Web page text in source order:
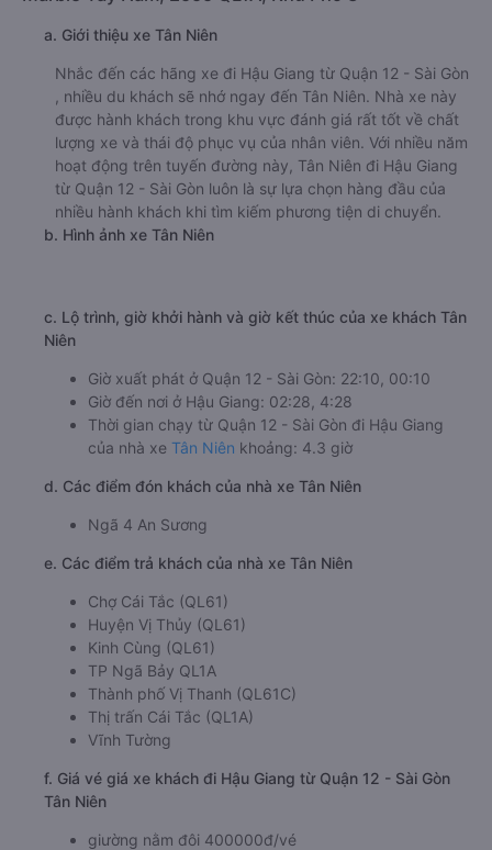
a. Giới thiệu xe Tân Niên
Nhắc đến các hãng xe đi Hậu Giang từ Quận 12 - Sài Gòn
, nhiều du khách sẽ nhớ ngay đến Tân Niên. Nhà xe này
được hành khách trong khu vực đánh giá rất tốt về chất
lượng xe và thái độ phục vụ của nhân viên. Với nhiều năm
hoạt động trên tuyến đường này, Tân Niên đi Hậu Giang
từ Quận 12 - Sài Gòn luôn là sự lựa chọn hàng đầu của
nhiều hành khách khi tìm kiếm phương tiện di chuyển.
b. Hình ảnh xe Tân Niên
c. Lộ trình, giờ khởi hành và giờ kết thúc của xe khách Tân
Niên
Giờ xuất phát ở Quận 12 - Sài Gòn: 22:10, 00:10
Giờ đến nơi ở Hậu Giang: 02:28, 4:28
Thời gian chạy từ Quận 12 - Sài Gòn đi Hậu Giang
của nhà xe Tân Niên khoảng: 4.3 giờ
d. Các điểm đón khách của nhà xe Tân Niên
Ngã 4 An Sương
e. Các điểm trả khách của nhà xe Tân Niên
Chợ Cái Tắc (QL61)
Huyện Vị Thủy (QL61)
Kinh Cùng (QL61)
TP Ngã Bảy QL1A
Thành phố Vị Thanh (QL61C)
Thị trấn Cái Tắc (QL1A)
Vĩnh Tường
f. Giá vé giá xe khách đi Hậu Giang từ Quận 12 - Sài Gòn
Tân Niên
giường nằm đôi 400000đ/vé